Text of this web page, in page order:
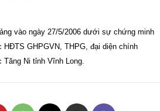
vào ngày 27/5/2006 dưới sự chứng minh
GHPGVN, THPG, đại diện chính
Ni tỉnh Vĩnh Long.